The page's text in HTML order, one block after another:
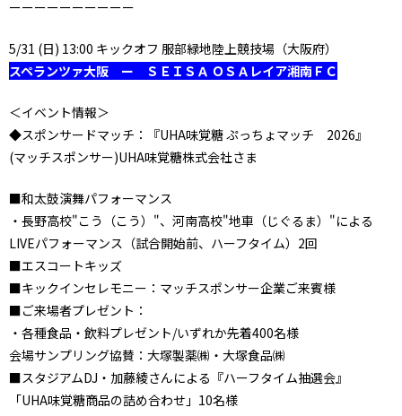
ーーーーーーーーーー
5/31 (日) 13:00 キックオフ 服部緑地陸上競技場（大阪府）
スペランツァ大阪 ー ＳＥＩＳＡ ＯＳＡレイア湘南ＦＣ
＜イベント情報＞
◆スポンサードマッチ：『UHA味覚糖 ぷっちょマッチ 2026』
(マッチスポンサー)UHA味覚糖株式会社さま
■和太鼓演舞パフォーマンス
・長野高校"こう（こう）"、河南高校"地車（じぐるま）"による
LIVEパフォーマンス（試合開始前、ハーフタイム）2回
■エスコートキッズ
■キックインセレモニー：マッチスポンサー企業ご来賓様
■ご来場者プレゼント：
・各種食品・飲料プレゼント/いずれか先着400名様
会場サンプリング協賛：大塚製薬㈱・大塚食品㈱
■スタジアムDJ・加藤綾さんによる『ハーフタイム抽選会』
「UHA味覚糖商品の詰め合わせ」10名様